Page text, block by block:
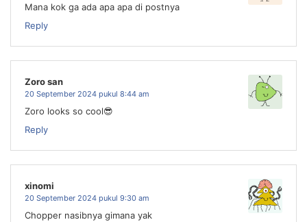
Mana kok ga ada apa apa di postnya
Reply
Zoro san
20 September 2024 pukul 8:44 am
Zoro looks so cool😎
Reply
xinomi
20 September 2024 pukul 9:30 am
Chopper nasibnya gimana yak